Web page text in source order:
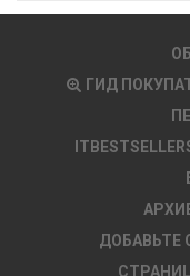
ГИД
ДОБАВЬТЕ